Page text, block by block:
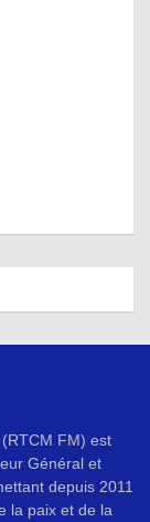
FM) est
Général et
depuis 2011
la paix et de la